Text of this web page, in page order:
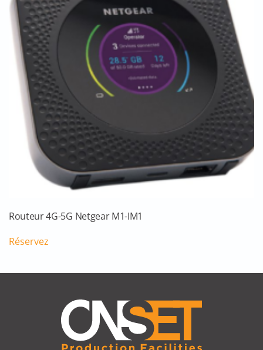
Routeur 4G-5G Netgear M1-IM1
Réservez